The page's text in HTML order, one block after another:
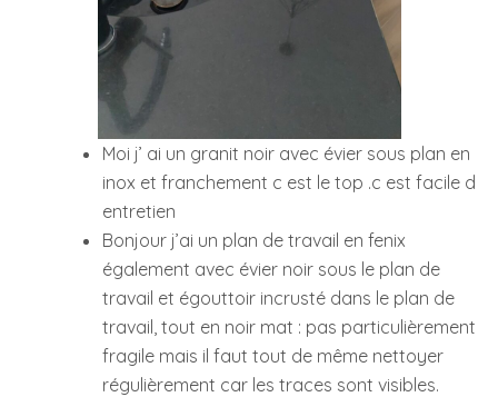
Moi j’ ai un granit noir avec évier sous plan en
inox et franchement c est le top .c est facile d
entretien
Bonjour j’ai un plan de travail en fenix
également avec évier noir sous le plan de
travail et égouttoir incrusté dans le plan de
travail, tout en noir mat : pas particulièrement
fragile mais il faut tout de même nettoyer
régulièrement car les traces sont visibles.